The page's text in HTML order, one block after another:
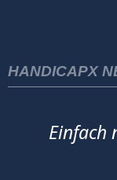
HANDICAPX
Einfach